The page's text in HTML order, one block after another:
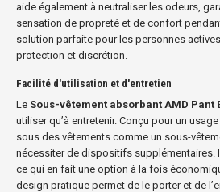
aide également à neutraliser les odeurs,
sensation de propreté et de confort
solution parfaite pour les personnes
protection et discrétion.
Facilité d'utilisation et d'entretien
Le Sous-vêtement absorbant AMD Pant
utiliser qu’à entretenir. Conçu pour un
sous des vêtements comme un sous-
nécessiter de dispositifs supplémentaires.
ce qui en fait une option à la fois
design pratique permet de le porter et de